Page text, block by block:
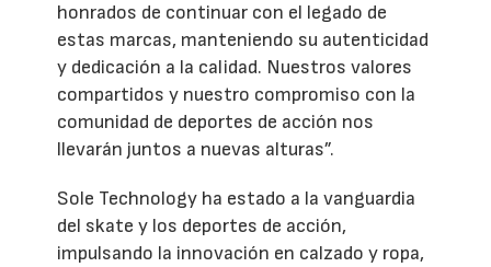
honrados de continuar con el legado de
estas marcas, manteniendo su autenticidad
y dedicación a la calidad. Nuestros valores
compartidos y nuestro compromiso con la
comunidad de deportes de acción nos
llevarán juntos a nuevas alturas”.
Sole Technology ha estado a la vanguardia
del skate y los deportes de acción,
impulsando la innovación en calzado y ropa,